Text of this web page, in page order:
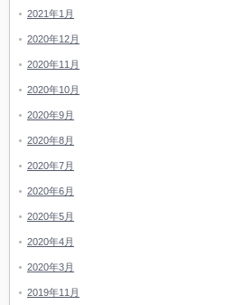
2021年1月
2020年12月
2020年11月
2020年10月
2020年9月
2020年8月
2020年7月
2020年6月
2020年5月
2020年4月
2020年3月
2019年11月